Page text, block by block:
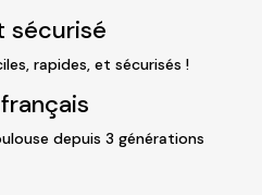
sécurisé
rapides, et sécurisés !
depuis 3 générations